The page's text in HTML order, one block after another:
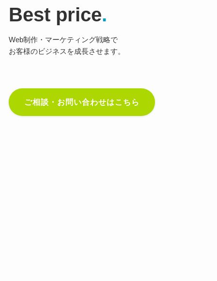
Best price.
Web制作・マーケティング戦略で
お客様のビジネスを成長させます。
ご相談・お問い合わせはこちら